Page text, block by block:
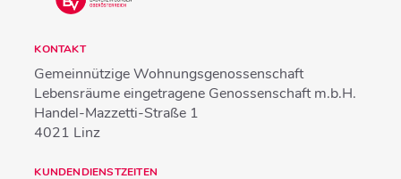
KONTAKT
Gemeinnützige Wohnungsgenossenschaft
Lebensräume eingetragene Genossenschaft m.b.H.
Handel-Mazzetti-Straße 1
4021 Linz
KUNDENDIENSTZEITEN